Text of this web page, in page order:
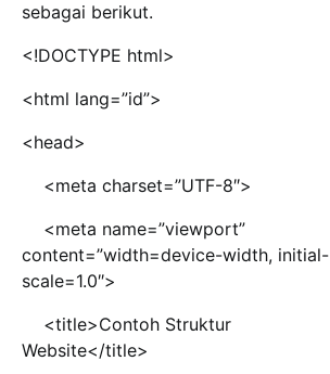
sebagai berikut.
<!DOCTYPE html>
<html lang=”id”>
<head>
<meta charset=”UTF-8″>
<meta name=”viewport”
content=”width=device-width, initial-
scale=1.0″>
<title>Contoh Struktur
Website</title>